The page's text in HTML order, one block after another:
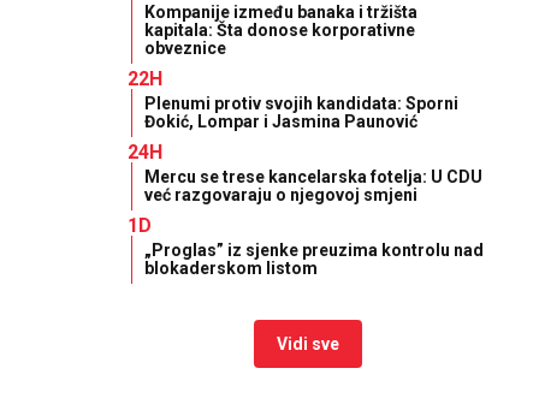
Kompanije između banaka i tržišta
kapitala: Šta donose korporativne
obveznice
22H
Plenumi protiv svojih kandidata: Sporni
Đokić, Lompar i Jasmina Paunović
24H
Mercu se trese kancelarska fotelja: U CDU
već razgovaraju o njegovoj smjeni
1D
„Proglas” iz sjenke preuzima kontrolu nad
blokaderskom listom
Vidi sve